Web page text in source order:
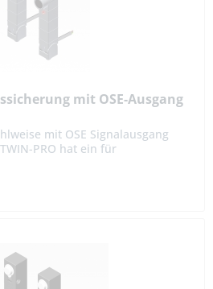
mit OSE-Ausgang
mit OSE Signalausgang
PRO hat ein für